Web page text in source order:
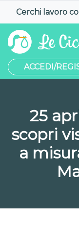
Cerchi lavoro
ACCEDI/
25
scopri
a